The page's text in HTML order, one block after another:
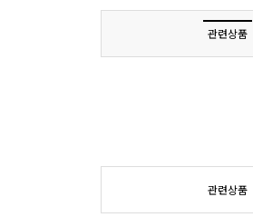
관련상품
관련상품